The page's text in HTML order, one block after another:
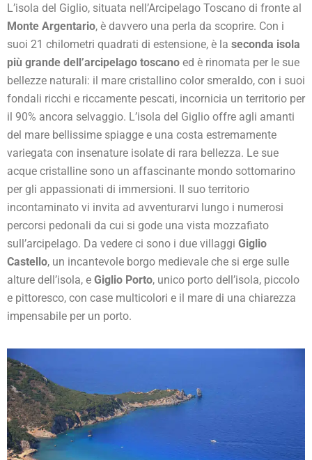
L’isola del Giglio, situata nell’Arcipelago Toscano di fronte al
Monte Argentario, è davvero una perla da scoprire. Con i
suoi 21 chilometri quadrati di estensione, è la seconda isola
più grande dell’arcipelago toscano ed è rinomata per le sue
bellezze naturali: il mare cristallino color smeraldo, con i suoi
fondali ricchi e riccamente pescati, incornicia un territorio per
il 90% ancora selvaggio. L’isola del Giglio offre agli amanti
del mare bellissime spiagge e una costa estremamente
variegata con insenature isolate di rara bellezza. Le sue
acque cristalline sono un affascinante mondo sottomarino
per gli appassionati di immersioni. Il suo territorio
incontaminato vi invita ad avventurarvi lungo i numerosi
percorsi pedonali da cui si gode una vista mozzafiato
sull’arcipelago. Da vedere ci sono i due villaggi Giglio
Castello, un incantevole borgo medievale che si erge sulle
alture dell’isola, e Giglio Porto, unico porto dell’isola, piccolo
e pittoresco, con case multicolori e il mare di una chiarezza
impensabile per un porto.